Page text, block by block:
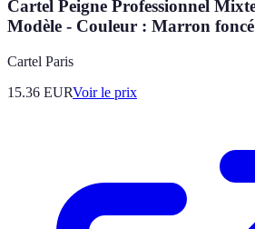
Cartel Peigne Professionnel
Modèle - Couleur : Marron foncé
Cartel Paris
15.36 EURVoir le prix